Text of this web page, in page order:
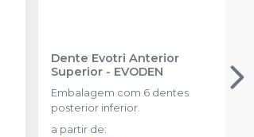
Dente Evotri Anterior
Superior- EVODEN
Embalagem com 6 dentes
posterior inferior.
a partir de: